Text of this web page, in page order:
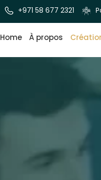
+971 58 677 2321
Home À propos